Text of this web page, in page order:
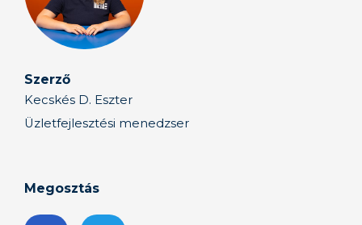
Szerző
Kecskés D. Eszter
Üzletfejlesztési menedzser
Megosztás